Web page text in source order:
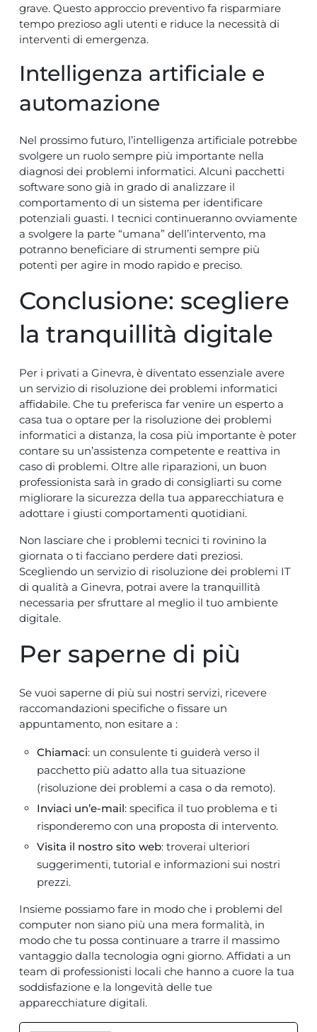
grave. Questo approccio preventivo fa risparmiare
tempo prezioso agli utenti e riduce la necessità di
interventi di emergenza.
Intelligenza artificiale e
automazione
Nel prossimo futuro, l’intelligenza artificiale potrebbe
svolgere un ruolo sempre più importante nella
diagnosi dei problemi informatici. Alcuni pacchetti
software sono già in grado di analizzare il
comportamento di un sistema per identificare
potenziali guasti. I tecnici continueranno ovviamente
a svolgere la parte “umana” dell’intervento, ma
potranno beneficiare di strumenti sempre più
potenti per agire in modo rapido e preciso.
Conclusione: scegliere
la tranquillità digitale
Per i privati a Ginevra, è diventato essenziale avere
un servizio di risoluzione dei problemi informatici
affidabile. Che tu preferisca far venire un esperto a
casa tua o optare per la risoluzione dei problemi
informatici a distanza, la cosa più importante è poter
contare su un’assistenza competente e reattiva in
caso di problemi. Oltre alle riparazioni, un buon
professionista sarà in grado di consigliarti su come
migliorare la sicurezza della tua apparecchiatura e
adottare i giusti comportamenti quotidiani.
Non lasciare che i problemi tecnici ti rovinino la
giornata o ti facciano perdere dati preziosi.
Scegliendo un servizio di risoluzione dei problemi IT
di qualità a Ginevra, potrai avere la tranquillità
necessaria per sfruttare al meglio il tuo ambiente
digitale.
Per saperne di più
Se vuoi saperne di più sui nostri servizi, ricevere
raccomandazioni specifiche o fissare un
appuntamento, non esitare a :
Chiamaci: un consulente ti guiderà verso il
pacchetto più adatto alla tua situazione
(risoluzione dei problemi a casa o da remoto).
Inviaci un’e-mail: specifica il tuo problema e ti
risponderemo con una proposta di intervento.
Visita il nostro sito web: troverai ulteriori
suggerimenti, tutorial e informazioni sui nostri
prezzi.
Insieme possiamo fare in modo che i problemi del
computer non siano più una mera formalità, in
modo che tu possa continuare a trarre il massimo
vantaggio dalla tecnologia ogni giorno. Affidati a un
team di professionisti locali che hanno a cuore la tua
soddisfazione e la longevità delle tue
apparecchiature digitali.